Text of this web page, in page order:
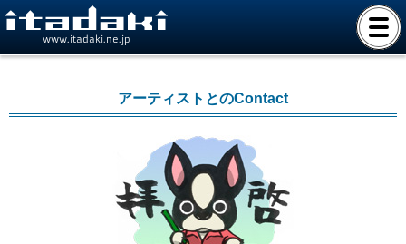
www.itadaki.ne.jp
アーティストとのContact